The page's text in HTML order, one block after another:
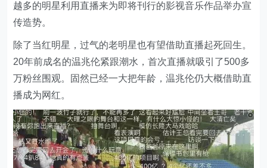
越多的明星利用直播来为即将刊行的影视音乐作品举办宣
传造势。
除了当红明星，过气的老明星也有望借助直播起死回生。
20年前成名的温兆伦紧跟潮水，首次直播就吸引了500多
万粉丝围观。固然已经一大把年龄，温兆伦仍大概借助直
播成为网红。